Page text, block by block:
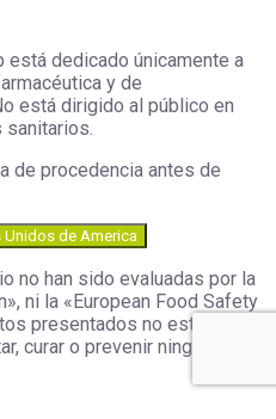
dedicado únicamente a
y de
está dirigido al público en
sanitarios.
de procedencia antes de
de America
no han sido evaluadas por la
ni la «European Food Safety
presentados no están
curar o prevenir ninguna